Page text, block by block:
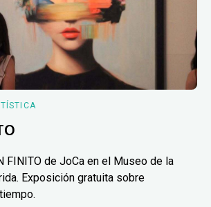
FINITO de JoCa en el Museo de la
Exposición gratuita sobre